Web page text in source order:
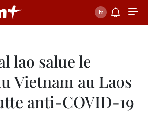
lao salue le
Vietnam au Laos
anti-COVID-19